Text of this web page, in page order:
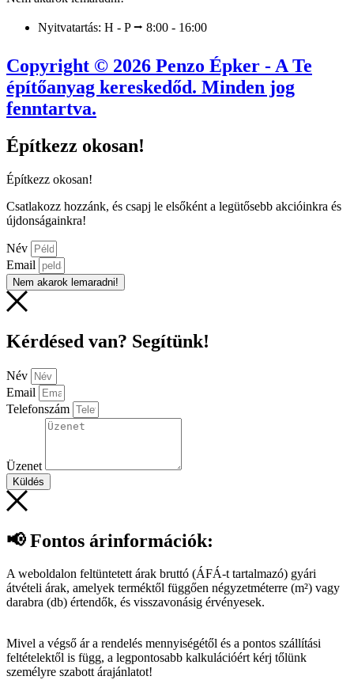
Nyitvatartás: H - P ⭢ 8:00 - 16:00
Copyright © 2026 Penzo Épker - A Te
építőanyag kereskedőd. Minden jog
fenntartva.
Építkezz okosan!
Építkezz okosan!
Csatlakozz hozzánk, és csapj le elsőként a legütősebb akcióinkra és
újdonságainkra!
Név
Email
Nem akarok lemaradni!
Kérdésed van? Segítünk!
Név
Email
Telefonszám
Üzenet
Küldés
📢 Fontos árinformációk:
A weboldalon feltüntetett árak bruttó (ÁFÁ-t tartalmazó) gyári
átvételi árak, amelyek terméktől függően négyzetméterre (m²) vagy
darabra (db) értendők, és visszavonásig érvényesek.
Mivel a végső ár a rendelés mennyiségétől és a pontos szállítási
feltételektől is függ, a legpontosabb kalkulációért kérj tőlünk
személyre szabott árajánlatot!